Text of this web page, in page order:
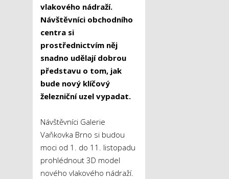
vlakového nádraží.
Návštěvníci obchodního
centra si
prostřednictvím něj
snadno udělají dobrou
představu o tom, jak
bude nový klíčový
železniční uzel vypadat.
Návštěvníci Galerie
Vaňkovka Brno si budou
moci od 1. do 11. listopadu
prohlédnout 3D model
nového vlakového nádraží.